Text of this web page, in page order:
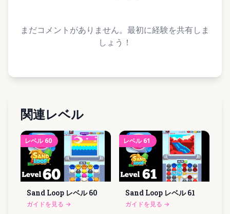
まだコメントがありません。最初に経験を共有しま
しょう！
関連レベル
レベル 60
Sand Loop レベル 60
ガイドを見る →
レベル 61
Sand Loop レベル 61
ガイドを見る →